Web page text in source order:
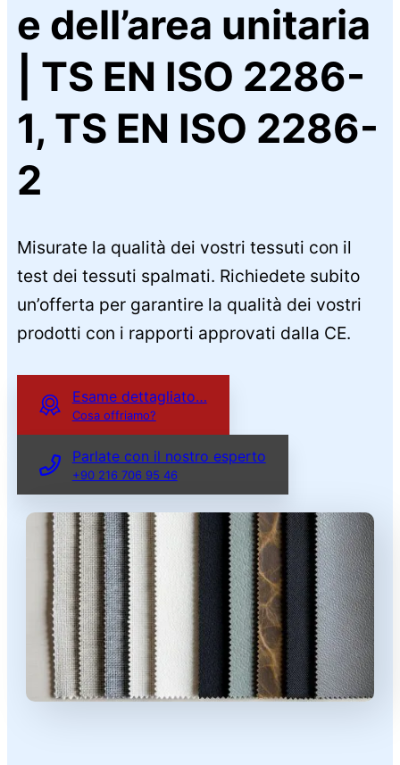
e dell’area unitaria
| TS EN ISO 2286-
1, TS EN ISO 2286-
2
Misurate la qualità dei vostri tessuti con il
test dei tessuti spalmati. Richiedete subito
un’offerta per garantire la qualità dei vostri
prodotti con i rapporti approvati dalla CE.
Esame dettagliato…
Cosa offriamo?
Parlate con il nostro esperto
+90 216 706 95 46